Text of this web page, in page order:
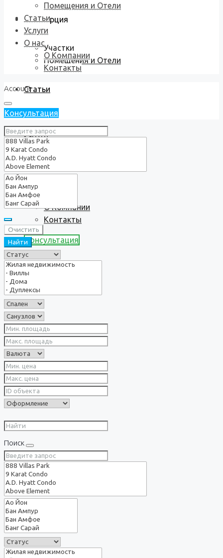
Коммерция
Участки
Помещения и Отели
Статьи
Услуги
О нас
О Компании
Контакты
Консультация
Помещения и Отели
Статьи
Услуги
О нас
О Компании
Контакты
Account
Консультация
Очистить
Найти
Поиск